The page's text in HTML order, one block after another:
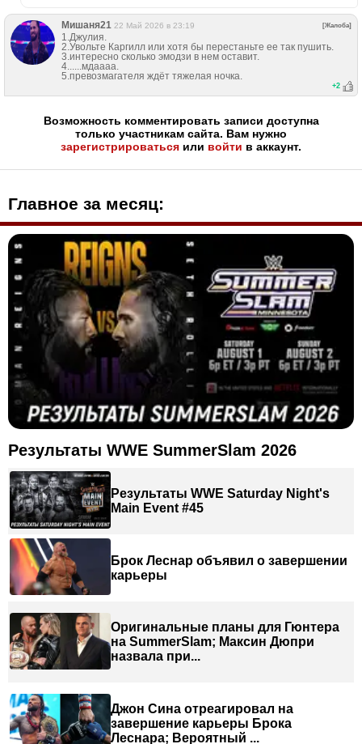
Мишаня21 22 Май 2026 в 23:19 [Жалоба]
1.Джулия.
2.Увольте Каргилл или хотя бы перестаньте ее так пушить.
3.интересно сколько эмодзи в нем оставит.
4......мдаааа.
5.превозмагателя ждёт тяжелая ночка.
+2
Возможность комментировать записи доступна
только участникам сайта. Вам нужно
зарегистрироваться или войти в аккаунт.
Главное за месяц:
Результаты WWE SummerSlam 2026
Результаты WWE Saturday Night's
Main Event #45
Брок Леснар объявил о завершении
карьеры
Оригинальные планы для Гюнтера
на SummerSlam; Максин Дюпри
назвала при...
Джон Сина отреагировал на
завершение карьеры Брока
Леснара; Вероятный ...